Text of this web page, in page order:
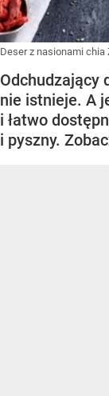
Deser z nasionami chia
Odchudzający
nie istnieje. A
i łatwo
i pyszny.